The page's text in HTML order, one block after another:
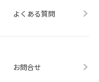
よくある質問
お問合せ